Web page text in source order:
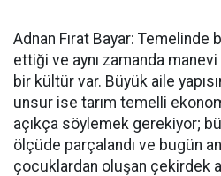
Adnan Fırat Bayar: Temelinde
ettiği ve aynı zamanda
bir kültür var. Büyük aile
unsur ise tarım temelli
açıkça söylemek gerekiyor;
ölçüde parçalandı ve bugün
çocuklardan oluşan çekirdek